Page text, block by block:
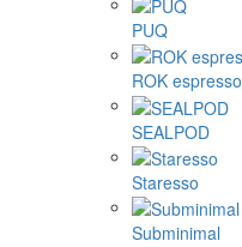
PUQ
ROK espresso
SEALPOD
Staresso
Subminimal